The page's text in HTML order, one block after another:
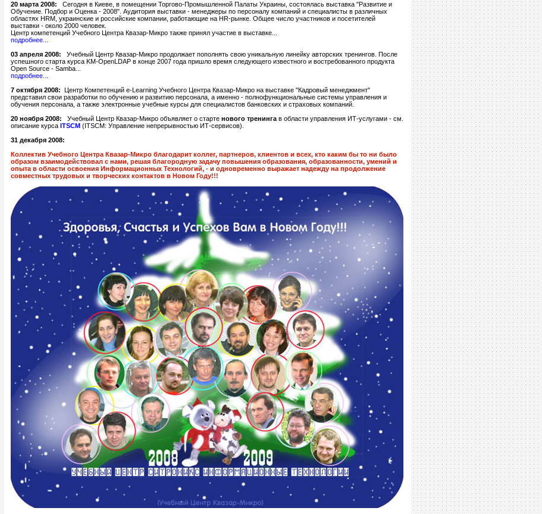
20 марта 2008: Сегодня в Киеве, в помещении Торгово-Промышленной Палаты Украины, состоялась выставка "Развитие и
Обучение. Подбор и Оценка - 2008". Аудитория выставки - менеджеры по персоналу компаний и специалисты в различных
областях HRM, украинские и российские компании, работающие на HR-рынке. Общее число участников и посетителей
выставки - около 2000 человек.
Центр компетенций Учебного Центра Квазар-Микро также принял участие в выставке...
подробнее...
03 апреля 2008: Учебный Центр Квазар-Микро продолжает пополнять свою уникальную линейку авторских тренингов. После
успешного старта курса KM-OpenLDAP в конце 2007 года пришло время следующего известного и востребованного продукта
Open Source - Samba...
подробнее...
7 октября 2008: Центр Компетенций e-Learning Учебного Центра Квазар-Микро на выставке "Кадровый менеджмент"
представил свои разработки по обучению и развитию персонала, а именно - полнофункциональные системы управления и
обучения персонала, а также электронные учебные курсы для специалистов банковских и страховых компаний.
20 ноября 2008: Учебный Центр Квазар-Микро объявляет о старте нового тренингав области управления ИТ-услугами - см.
описание курса ITSCM(ITSCM: Управление непрерывностью ИТ-сервисов).
31 декабря 2008:
Коллектив Учебного Центра Квазар-Микро благодарит коллег, партнеров, клиентов и всех, кто каким бы то ни было
образом взаимодействовал с нами, решая благородную задачу повышения образования, образованности, умений и
опыта в области освоения Информационных Технологий, - и одновременно выражает надежду на продолжение
совместных трудовых и творческих контактов в Новом Году!!!